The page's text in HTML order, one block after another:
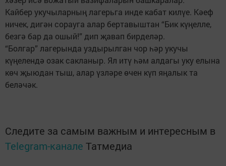
Кайбер укучыларның лагерьга инде кабат килүе. Кәеф
ничек, дигән сорауга алар бертавыштан “Бик күңелле,
безгә бар да ошый!” дип җавап бирделәр.
“Болгар” лагерында уздырылган чор һәр укучы
күңелендә озак сакланыр. Ял итү һәм алдагы уку елына
көч җыюдан тыш, алар үзләре өчен күп яңалык та
беләчәк.
Следите за самым важным и интересным в
Telegram-канале Татмедиа